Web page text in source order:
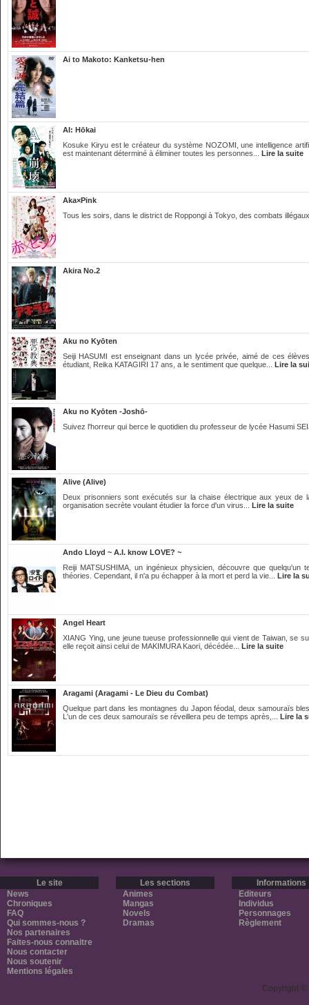
Ai to Makoto: Kanketsu-hen
AI: Hōkai
Kosuke Kiryu est le créateur du système NOZOMI, une intelligence
est maintenant déterminé à éliminer toutes les personnes... Lire la suite
Aka×Pink
Tous les soirs, dans le district de Roppongi à Tokyo, des combats
Akira No.2
Aku no Kyōten
Seiji HASUMI est enseignant dans un lycée privée, aimé de ces
étudiant, Reika KATAGIRI 17 ans, a le sentiment que quelque... Lire la
Aku no Kyōten -Joshō-
Suivez l'horreur qui berce le quotidien du professeur de lycée Hasumi
Alive (Alive)
Deux prisonniers sont exécutés sur la chaise électrique aux yeux
organisation secrète voulant étudier la force d'un virus... Lire la suite
Ando Lloyd ~ A.I. know LOVE? ~
Reiji MATSUSHIMA, un ingénieux physicien, découvre que
théories. Cependant, il n'a pu échapper à la mort et perd la vie... Lire la
Angel Heart
XIANG Ying, une jeune tueuse professionnelle qui vient de Taiwan, se
elle reçoit ainsi celui de MAKIMURA Kaori, décédée... Lire la suite
Aragami (Aragami - Le Dieu du Combat)
Quelque part dans les montagnes du Japon féodal, deux samouraïs
L'un de ces deux samouraïs se réveillera peu de temps après,... Lire la
Le site
News
Chroniques
FAQ
Qui sommes-nous ?
Nos partenaires
Faites-nous connaitre
Nous contacter
Nous soutenir
Mentions légales
Les sections
Animes
Mangas
Novels
Dramas
Informations
Editeurs
Individus
Personnages
Règlement
Copyright ©